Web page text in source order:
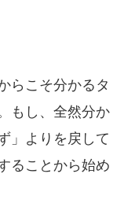
らこそ分かるタ
もし、全然分か
」よりを戻して
ることから始め